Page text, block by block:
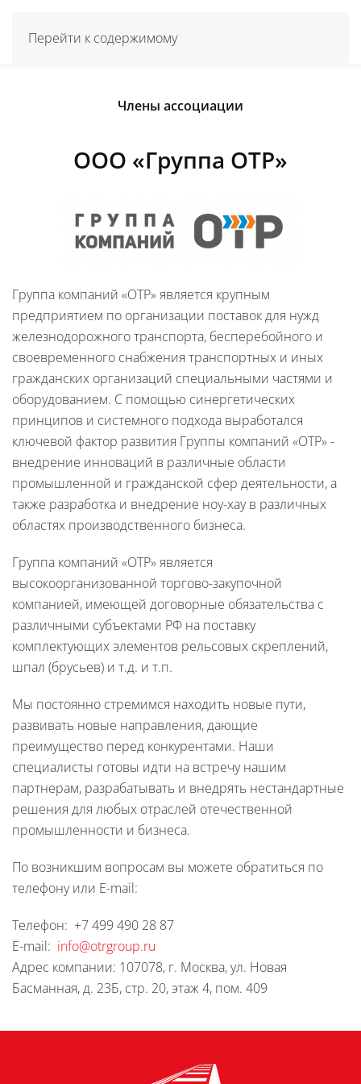
Перейти к содержимому
Члены ассоциации
ООО «Группа ОТР»
Группа компаний «ОТР» является крупным
предприятием по организации поставок для нужд
железнодорожного транспорта, бесперебойного и
своевременного снабжения транспортных и иных
гражданских организаций специальными частями и
оборудованием. С помощью синергетических
принципов и системного подхода выработался
ключевой фактор развития Группы компаний «ОТР» -
внедрение инноваций в различные области
промышленной и гражданской сфер деятельности, а
также разработка и внедрение ноу-хау в различных
областях производственного бизнеса.
Группа компаний «ОТР» является
высокоорганизованной торгово-закупочной
компанией, имеющей договорные обязательства с
различными субъектами РФ на поставку
комплектующих элементов рельсовых скреплений,
шпал (брусьев) и т.д. и т.п.
Мы постоянно стремимся находить новые пути,
развивать новые направления, дающие
преимущество перед конкурентами. Наши
специалисты готовы идти на встречу нашим
партнерам, разрабатывать и внедрять нестандартные
решения для любых отраслей отечественной
промышленности и бизнеса.
По возникшим вопросам вы можете обратиться по
телефону или E-mail:
Телефон: +7 499 490 28 87
E-mail: info@otrgroup.ru
Адрес компании: 107078, г. Москва, ул. Новая
Басманная, д. 23Б, стр. 20, этаж 4, пом. 409